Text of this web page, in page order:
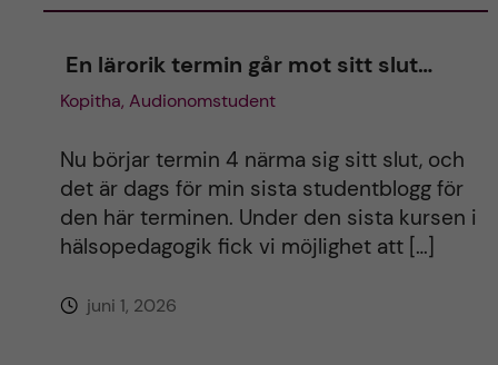
En lärorik termin går mot sitt slut…
Kopitha, Audionomstudent
Nu börjar termin 4 närma sig sitt slut, och
det är dags för min sista studentblogg för
den här terminen. Under den sista kursen i
hälsopedagogik fick vi möjlighet att […]
juni 1, 2026